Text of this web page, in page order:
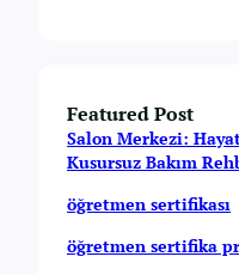
Featured Post
Salon Merkezi:
Kusursuz Bakım
öğretmen sertifikası
öğretmen sertifika